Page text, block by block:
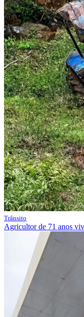
Trânsito
Agricultor de 71 anos